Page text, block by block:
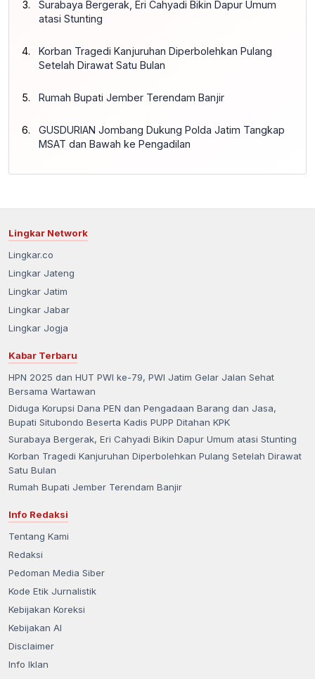
Surabaya Bergerak, Eri Cahyadi Bikin Dapur Umum
atasi Stunting
Korban Tragedi Kanjuruhan Diperbolehkan Pulang
Setelah Dirawat Satu Bulan
Rumah Bupati Jember Terendam Banjir
GUSDURIAN Jombang Dukung Polda Jatim Tangkap
MSAT dan Bawah ke Pengadilan
Lingkar Network
Lingkar.co
Lingkar Jateng
Lingkar Jatim
Lingkar Jabar
Lingkar Jogja
Kabar Terbaru
HPN 2025 dan HUT PWI ke-79, PWI Jatim Gelar Jalan Sehat
Bersama Wartawan
Diduga Korupsi Dana PEN dan Pengadaan Barang dan Jasa,
Bupati Situbondo Beserta Kadis PUPP Ditahan KPK
Surabaya Bergerak, Eri Cahyadi Bikin Dapur Umum atasi Stunting
Korban Tragedi Kanjuruhan Diperbolehkan Pulang Setelah Dirawat
Satu Bulan
Rumah Bupati Jember Terendam Banjir
Info Redaksi
Tentang Kami
Redaksi
Pedoman Media Siber
Kode Etik Jurnalistik
Kebijakan Koreksi
Kebijakan AI
Disclaimer
Info Iklan